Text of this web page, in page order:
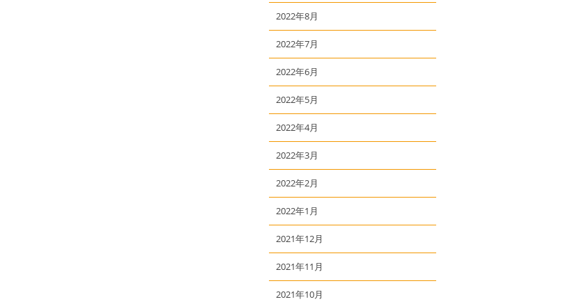
2022年8月
2022年7月
2022年6月
2022年5月
2022年4月
2022年3月
2022年2月
2022年1月
2021年12月
2021年11月
2021年10月